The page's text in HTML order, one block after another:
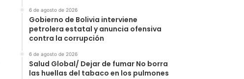
6 de agosto de 2026
Gobierno de Bolivia interviene
petrolera estatal y anuncia ofensiva
contra la corrupción
6 de agosto de 2026
Salud Global/ Dejar de fumar No borra
las huellas del tabaco en los pulmones